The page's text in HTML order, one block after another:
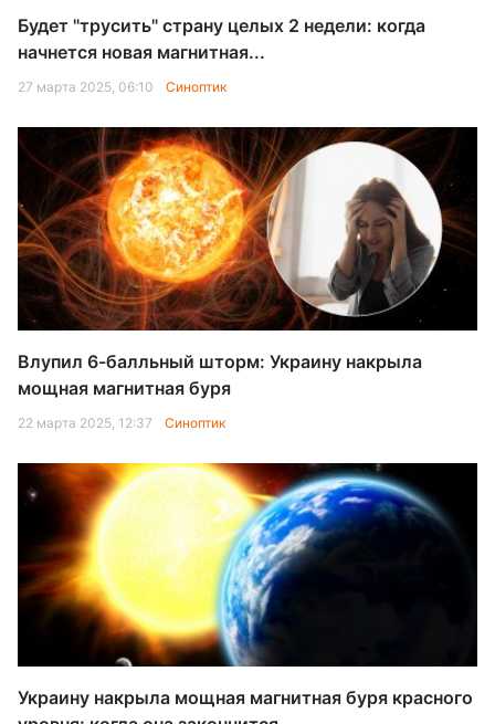
Будет "трусить" страну целых 2 недели: когда
начнется новая магнитная...
27 марта 2025, 06:10 Синоптик
Влупил 6-балльный шторм: Украину накрыла
мощная магнитная буря
22 марта 2025, 12:37 Синоптик
Украину накрыла мощная магнитная буря красного